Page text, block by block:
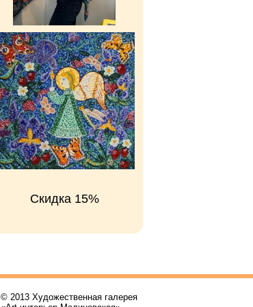
Скидка 15%
© 2013 Художественная галерея